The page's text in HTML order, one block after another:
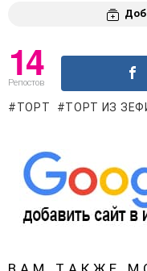
14
Репостов
ТОРТ ТОРТ ИЗ